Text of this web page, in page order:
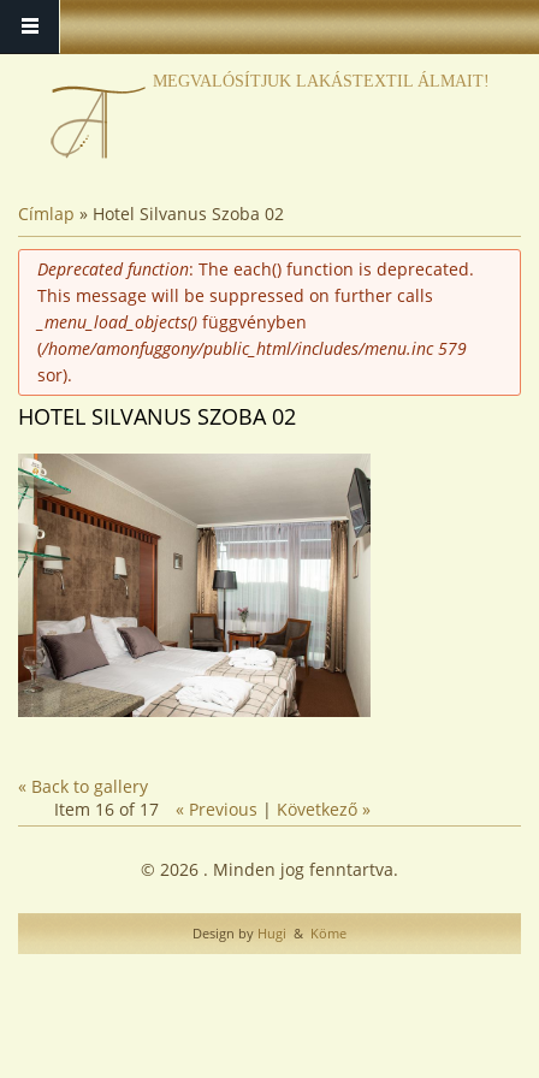
MEGVALÓSÍTJUK LAKÁSTEXTIL ÁLMAIT!
JELENLEGI HELY
Címlap » Hotel Silvanus Szoba 02
HIBAÜZENET
Deprecated function: The each() function is deprecated.
This message will be suppressed on further calls
_menu_load_objects() függvényben
(/home/amonfuggony/public_html/includes/menu.inc 579
sor).
HOTEL SILVANUS SZOBA 02
« Back to gallery
Item 16 of 17
« Previous | Következő »
© 2026 . Minden jog fenntartva.
Design by Hugi & Köme